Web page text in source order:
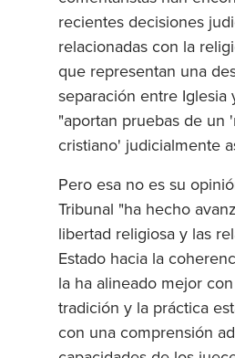
recientes decisiones
relacionadas con la
que representan una
separación entre Iglesia
"aportan pruebas de un
cristiano' judicialmente
Pero esa no es su
Tribunal "ha hecho
libertad religiosa y las
Estado hacia la
la ha alineado mejor
tradición y la práctica
con una comprensión